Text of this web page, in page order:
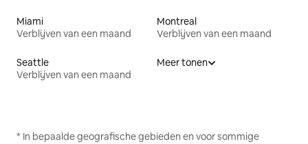
Miami
Verblijven van een maand
Montreal
Verblijven van een maand
Seattle
Verblijven van een maand
Meer tonen
* In bepaalde geografische gebieden en voor sommige